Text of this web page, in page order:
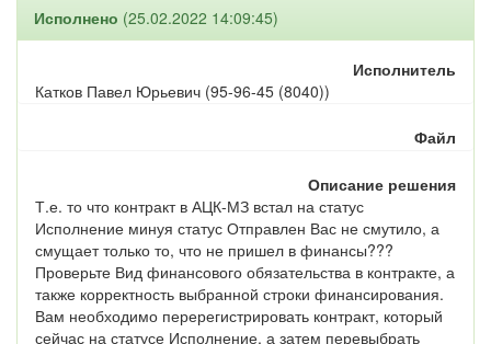
Исполнено (25.02.2022 14:09:45)
Исполнитель
Катков Павел Юрьевич (95-96-45 (8040))
Файл
Описание решения
Т.е. то что контракт в АЦК-МЗ встал на статус
Исполнение минуя статус Отправлен Вас не смутило, а
смущает только то, что не пришел в финансы???
Проверьте Вид финансового обязательства в контракте, а
также корректность выбранной строки финансирования.
Вам необходимо перерегистрировать контракт, который
сейчас на статусе Исполнение, а затем перевыбрать